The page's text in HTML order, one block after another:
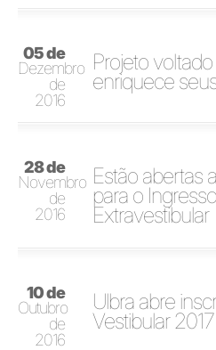
05 de
Dezembro
de
2016
Projeto
enriquece
28 de
Novembro
de
2016
Estão abertas
para o Ingresso
Extravestibular
10 de
Outubro
de
2016
Ulbra abre
Vestibular 2017